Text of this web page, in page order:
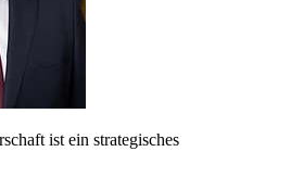
ist ein strategisches